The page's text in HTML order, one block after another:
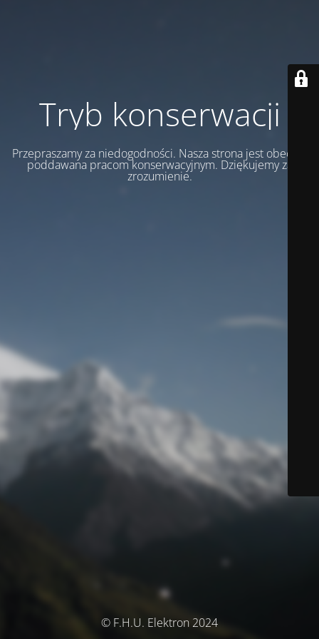
Tryb konserwacji
Przepraszamy za niedogodności. Nasza strona jest obecnie
poddawana pracom konserwacyjnym. Dziękujemy za
zrozumienie.
© F.H.U. Elektron 2024